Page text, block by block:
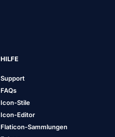
HILFE
Support
FAQs
Icon-Stile
Icon-Editor
Flaticon-Sammlungen